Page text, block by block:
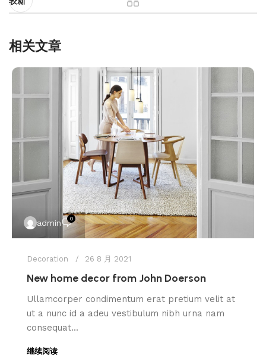
相关文章
admin 0
Decoration 26 8 月 2021
New home decor from John Doerson
Ullamcorper condimentum erat pretium velit at
ut a nunc id a adeu vestibulum nibh urna nam
consequat...
继续阅读